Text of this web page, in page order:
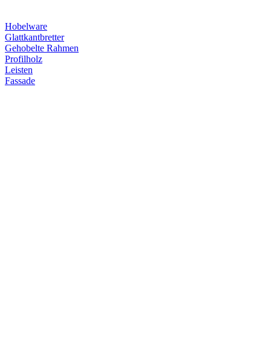
Hobelware
Glattkantbretter
Gehobelte Rahmen
Profilholz
Leisten
Fassade